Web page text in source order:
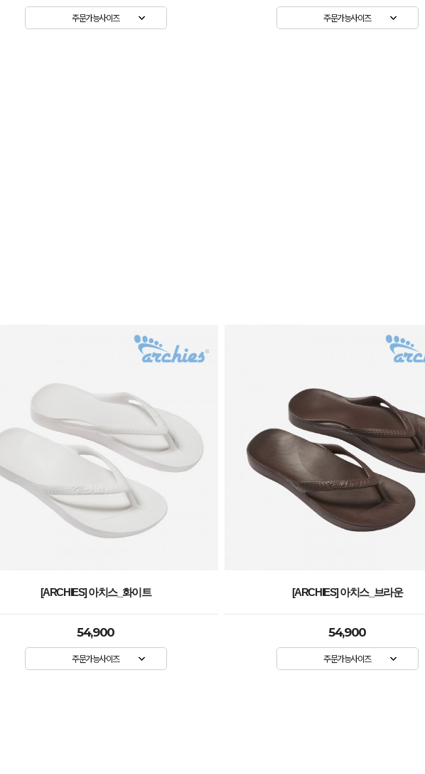
주문가능사이즈 주문가능사이즈
[ARCHIES] 아치스_브라운
54,900
주문가능사이즈
[ARCHIES] 아치스_핫핑크
54,900
주문가능사이즈